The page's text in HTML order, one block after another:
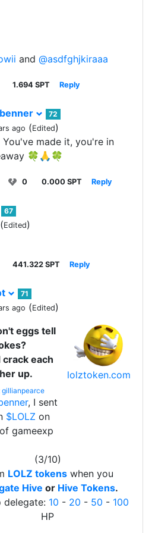
and @asdfghjkiraaa
1.694 SPT Reply
72
ago (Edited)
made it, you're in
🍀🙏🍀
0 0.000 SPT Reply
67
(Edited)
441.322 SPT Reply
71
ago (Edited)
lolztoken.com
eggs tell
crack each
up.
gillianpearce
, I sent
$LOLZ on
gameexp
(3/10)
LOLZ tokenswhen you
Hive or Hive Tokens.
delegate: 10 - 20 - 50 - 100
HP